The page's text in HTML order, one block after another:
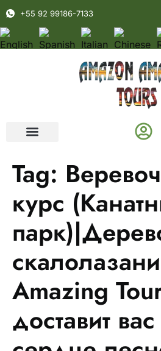
+55 92 99186-7133
Tag:
курс
Amazing
доставит